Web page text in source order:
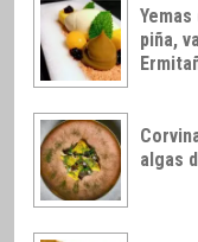
piña,
algas